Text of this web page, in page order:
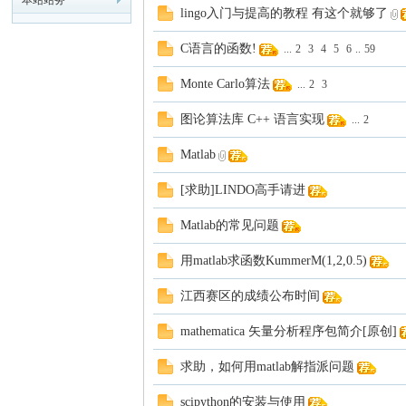
lingo入门与提高的教程 有这个就够了
C语言的函数! ... 2 3 4 5 6 .. 59
Monte Carlo算法 ... 2 3
图论算法库 C++ 语言实现 ... 2
Matlab
[求助]LINDO高手请进
Matlab的常见问题
用matlab求函数KummerM(1,2,0.5)
江西赛区的成绩公布时间
mathematica 矢量分析程序包简介[原创]
求助，如何用matlab解指派问题
scipython的安装与使用